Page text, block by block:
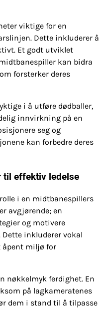
viktige for en
Dette inkluderer å
Et godt utviklet
kan bidra
forsterker deres
i å utføre dødballer,
innvirkning på en
seg og
kan forbedre deres
til effektiv ledelse
i en midtbanespillers
avgjørende; en
og motivere
inkluderer vokal
åpent miljø for
nøkkelmyk ferdighet. En
på lagkameratenes
dem i stand til å tilpasse